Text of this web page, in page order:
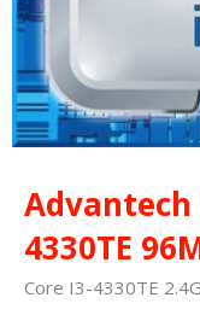
4330TE
Core I3-4330TE